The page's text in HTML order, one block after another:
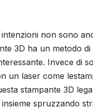
non sono
3D ha un metodo
Invece di
un laser come
stampante 3D
spruzzando